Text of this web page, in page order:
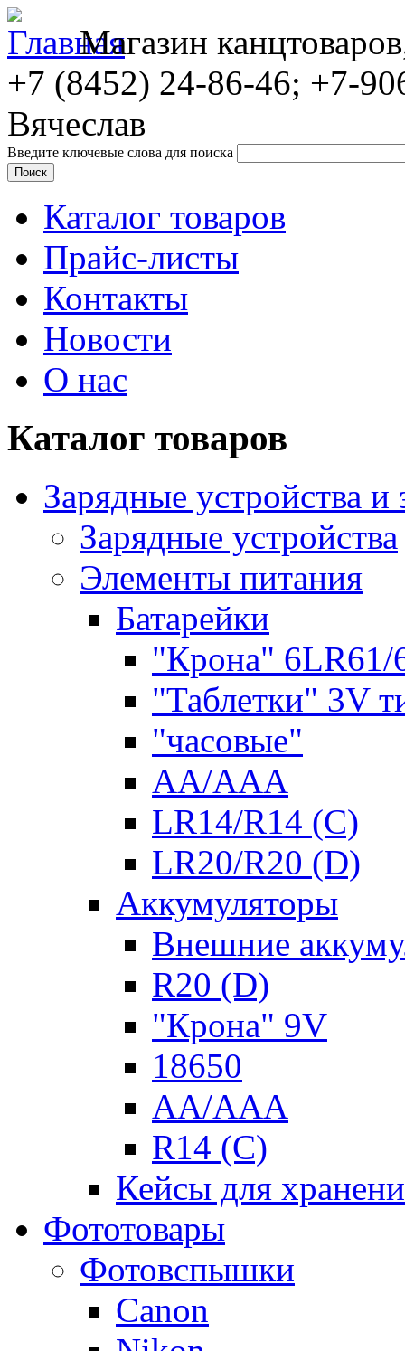
Магазин
+7 (8452) 24-86-46; +7-
Вячеслав
Введите ключевые слова для поиска
Каталог товаров
Прайс-листы
Контакты
Новости
О нас
Каталог товаров
Зарядные устройства
Зарядные устройства
Элементы питания
Батарейки
"Крона" 6LR61/
"Таблетки" 3V
"часовые"
AA/AAA
LR14/R14 (C)
LR20/R20 (D)
Аккумуляторы
Внешние
R20 (D)
"Крона" 9V
18650
AA/AAA
R14 (C)
Кейсы для
Фототовары
Фотовспышки
Canon